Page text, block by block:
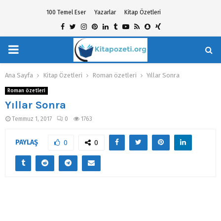
100 Temel Eser Yazarlar Kitap Özetleri
Facebook
TwitterInstagram
Pinterest
Linkedin
TumblrYoutube
RssSnapchat
Xing
PRIMARY
MENU
Ana Sayfa Kitap Özetleri Roman özetleri Yıllar Sonra
Roman özetleri
Yıllar Sonra
Temmuz 1, 2017 0 1763
PAYLAŞ 0 0